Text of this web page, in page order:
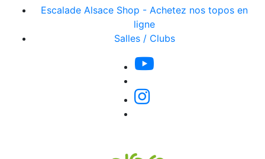
Escalade Alsace Shop - Achetez nos topos en
ligne
Salles / Clubs